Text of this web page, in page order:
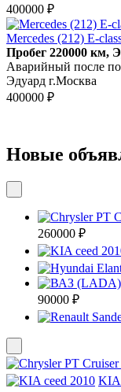
400000 ₽
Mercedes (212) E-
Пробег 220000 км,
Аварийный после
Эдуард г.Москва
400000 ₽
Новые
260000 ₽
90000 ₽
KIA